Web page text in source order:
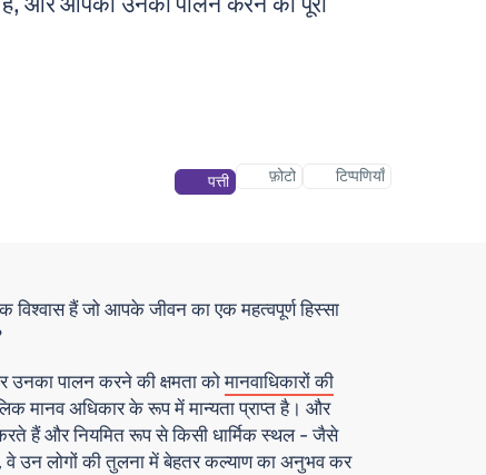
पत्ती फ़ोटो टिप्पणियाँ
हैं जो आपके जीवन का एक महत्वपूर्ण हिस्सा
उनका पालन करने की क्षमता कोमानवाधिकारों की
मानव अधिकार के रूप में मान्यता प्राप्त है। और
हैं और नियमित रूप से किसी धार्मिक स्थल - जैसे
वे उन लोगों की तुलना में बेहतर कल्याण का अनुभव कर